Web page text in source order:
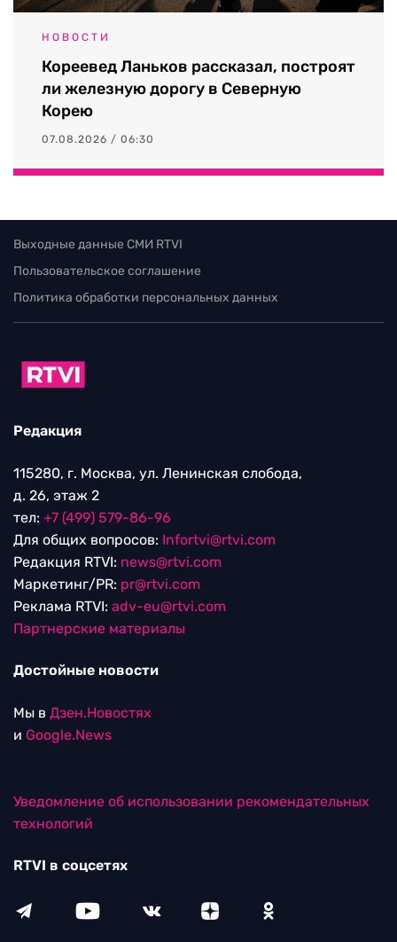
НОВОСТИ
Кореевед Ланьков рассказал, построят
ли железную дорогу в Северную
Корею
07.08.2026 / 06:30
Выходные данные СМИ RTVI
Пользовательское соглашение
Политика обработки персональных данных
Редакция
115280, г. Москва, ул. Ленинская слобода,
д. 26, этаж 2
тел: +7 (499) 579-86-96
Для общих вопросов: Infortvi@rtvi.com
Редакция RTVI: news@rtvi.com
Маркетинг/PR: pr@rtvi.com
Реклама RTVI: adv-eu@rtvi.com
Партнерские материалы
Достойные новости
Мы в Дзен.Новостях
и Google.News
Уведомление об использовании рекомендательных
технологий
RTVI в соцсетях